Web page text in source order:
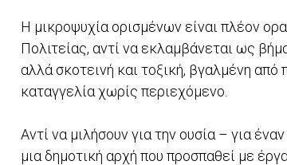
Η μικροψυχία ορισμένων είναι πλέον
Πολιτείας, αντί να εκλαμβάνεται ως
αλλά σκοτεινή και τοξική, βγαλμένη
καταγγελία χωρίς περιεχόμενο.
Αντί να μιλήσουν για την ουσία – για
μια δημοτική αρχή που προσπαθεί με